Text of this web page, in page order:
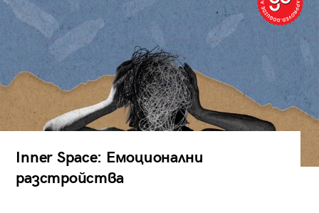
Inner Space: Емоционални
разстройства